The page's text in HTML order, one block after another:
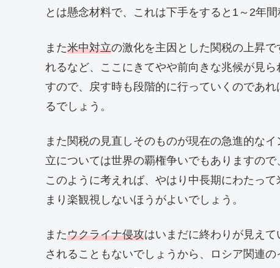
とは懸念材料で、これは下手をすると1～2年
また米中対立の激化を主因とした関税の上昇
れるなど、ここにきてやや前向きな兆候が見
すので、戻す時も段階的に行っていくのであ
るでしょう。
また関税の見直しそのものが現在の急進的な
立については世界の覇権争いでもありますの
このように考えれば、やはり中長期にわたっ
まり楽観視しないほうがよいでしょう。
またウクライナ侵攻はいまだに終わりが見え
されることもないでしょうから、ロシア関連